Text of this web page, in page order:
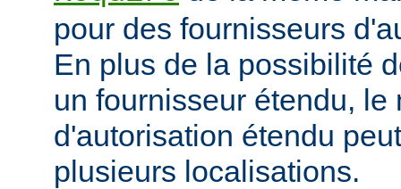
pour des fournisseurs
En plus de la possibilité
un fournisseur étendu, le
d'autorisation étendu
plusieurs localisations.